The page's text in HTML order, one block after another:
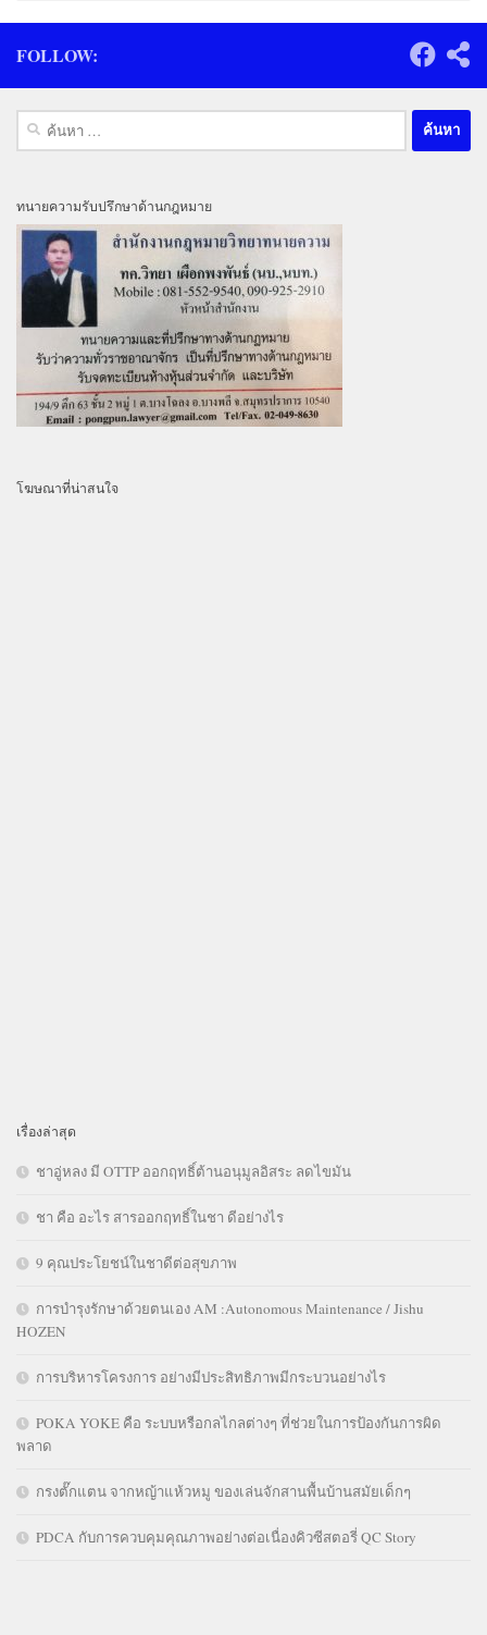
FOLLOW:
ค้นหา
สำหรับ:
ทนายความรับปรึกษาด้านกฎหมาย
โฆษณาที่น่าสนใจ
เรื่องล่าสุด
ชาอู่หลง มี OTTP ออกฤทธิ์ต้านอนุมูลอิสระ ลดไขมัน
ชา คือ อะไร สารออกฤทธิ์ในชา ดีอย่างไร
9 คุณประโยชน์ในชาดีต่อสุขภาพ
การบำรุงรักษาด้วยตนเอง AM :Autonomous Maintenance / Jishu
HOZEN
การบริหารโครงการ อย่างมีประสิทธิภาพมีกระบวนอย่างไร
POKA YOKE คือ ระบบหรือกลไกลต่างๆ ที่ช่วยในการป้องกันการผิด
พลาด
กรงตั๊กแตน จากหญ้าแห้วหมู ของเล่นจักสานพื้นบ้านสมัยเด็กๆ
PDCA กับการควบคุมคุณภาพอย่างต่อเนื่องคิวซีสตอรี่ QC Story